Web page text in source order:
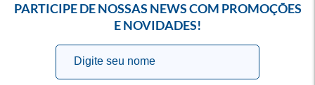
PARTICIPE DE NOSSAS NEWS COM PROMOÇÕES
E NOVIDADES!